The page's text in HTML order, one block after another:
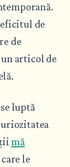
de
de
articol de
luptă
mă
le